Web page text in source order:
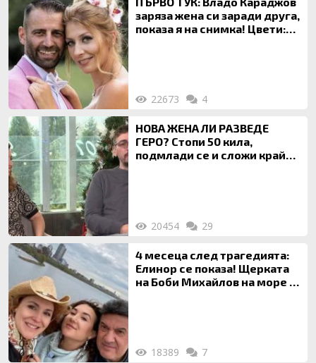
заряза жена си заради друга,
показа я на снимка! Цвети:
22673 4
НОВА ЖЕНА ЛИ РАЗВЕДЕ
ГЕРО? Стопи 50 кила,
подмлади се и сложи край
20454 29
4 месеца след трагедията:
Елинор се показа! Щерката
на Боби Михайлов на море с
18389 7